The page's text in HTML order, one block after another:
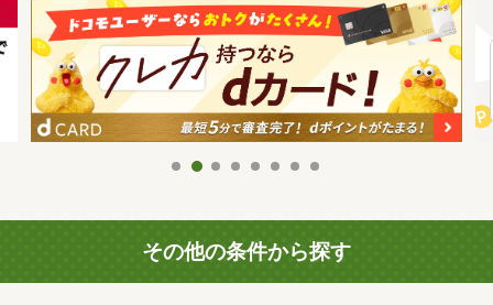
その他の条件から探す